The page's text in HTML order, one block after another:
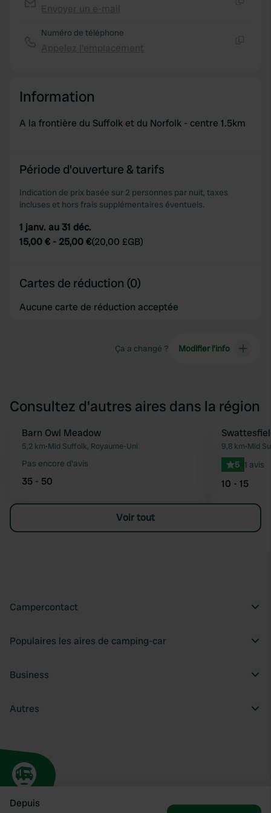
our social media, advertising and analytics partners who
Depuis
Numéro de téléphone
Information
A la frontière du Suffolk et du Norfolk - centre 1.5km
Période d'ouverture & tarifs
Indication de prix basée sur 2 personnes par nuit, taxes
incluses et hors frais supplémentaires éventuels.
1 janv. au 31 déc.
15,00 € - 25,00 €(20,00 £GB)
Cartes de réduction (0)
Aucune carte de réduction acceptée
Ça a changé ? Modifier l’info
Consultez d'autres aires dans la région
Préféré
Barn Owl Meadow
5,2 km•Mid Suffolk, Royaume-Uni
Pas encore d'avis
35 - 50
9,8 km•Mid
5 1 avis
10 - 15
Voir tout
Campercontact
Populaires les aires de camping-car
Business
Autres